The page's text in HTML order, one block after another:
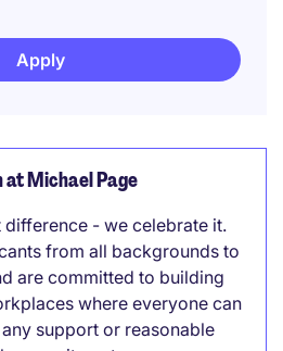
Apply
Michael Page
- we celebrate it.
from all backgrounds to
are committed to building
where everyone can
support or reasonable